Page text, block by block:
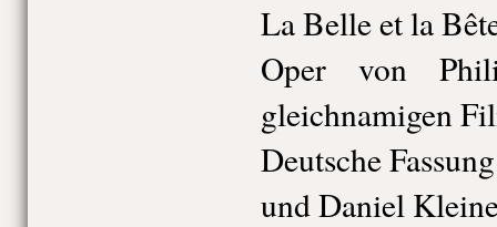
La Belle et la
Oper von
gleichnamigen
Deutsche
und Daniel